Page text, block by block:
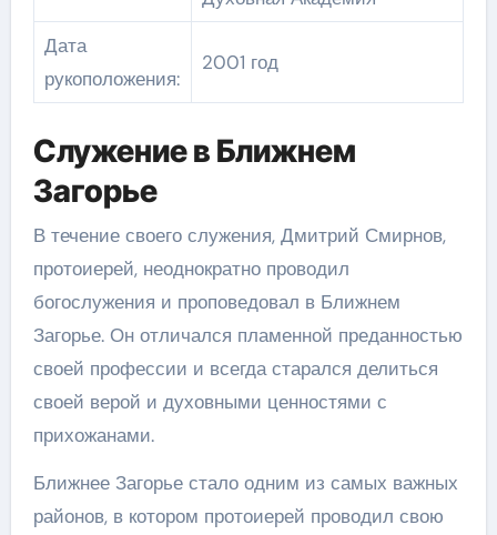
Дата
рукоположения:
2001 год
Служение в Ближнем
Загорье
В течение своего служения, Дмитрий Смирнов,
протоиерей, неоднократно проводил
богослужения и проповедовал в Ближнем
Загорье. Он отличался пламенной преданностью
своей профессии и всегда старался делиться
своей верой и духовными ценностями с
прихожанами.
Ближнее Загорье стало одним из самых важных
районов, в котором протоиерей проводил свою